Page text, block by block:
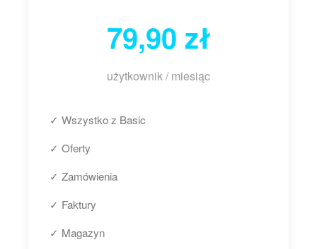
79,90 zł
użytkownik / miesiąc
✓ Wszystko z Basic
✓ Oferty
✓ Zamówienia
✓ Faktury
✓ Magazyn